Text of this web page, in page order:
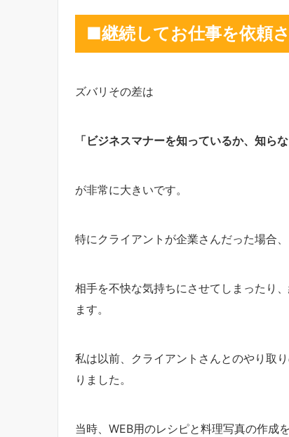
■継続してお仕事を依頼
ズバリその差は
「ビジネスマナーを知っているか、知らな
が非常に大きいです。
特にクライアントが企業さんだった場合
相手を不快な気持ちにさせてしまったり
ます。
私は以前、クライアントさんとのやり取
りました。
当時、WEB用のレシピと料理写真の作成